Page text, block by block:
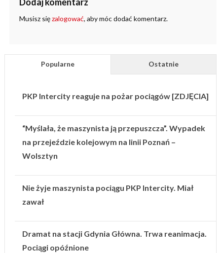
Musisz sięzalogować, aby móc dodać komentarz.
Popularne Ostatnie
PKP Intercity reaguje na pożar pociągów [ZDJĘCIA]
“Myślała, że maszynista ją przepuszcza”. Wypadek
na przejeździe kolejowym na linii Poznań –
Wolsztyn
Nie żyje maszynista pociągu PKP Intercity. Miał
zawał
Dramat na stacji Gdynia Główna. Trwa reanimacja.
Pociągi opóźnione